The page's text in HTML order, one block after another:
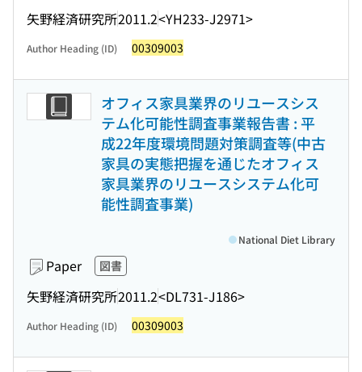
矢野経済研究所2011.2<YH233-J2971>
Author Heading (ID) 00309003
オフィス家具業界のリユースシス
テム化可能性調査事業報告書 : 平
成22年度環境問題対策調査等(中古
家具の実態把握を通じたオフィス
家具業界のリユースシステム化可
能性調査事業)
Paper 図書
矢野経済研究所2011.2<DL731-J186>
National Diet Library
Author Heading (ID) 00309003